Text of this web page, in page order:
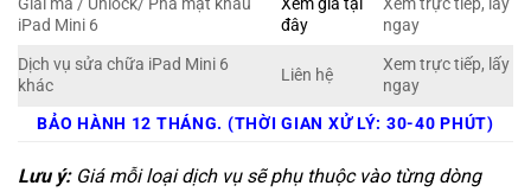
iPad Mini 6
đây
ngay
Dịch vụ sửa chữa iPad Mini 6
khác
Liên hệ
Xem trực tiếp, lấy
ngay
BẢO HÀNH 12 THÁNG. (THỜI GIAN XỬ LÝ: 30-40 PHÚT)
Lưu ý:Giá mỗi loại dịch vụ sẽ phụ thuộc vào từng dòng